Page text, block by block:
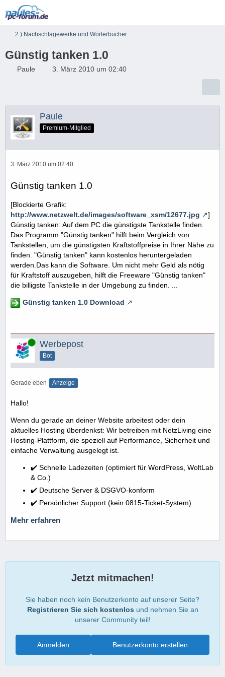
2.) Nachschlagewerke und Wörterbücher
Günstig tanken 1.0
Paule 3. März 2010 um 02:40
Paule
Premium-Mitglied
3. März 2010 um 02:40
Günstig tanken 1.0
[Blockierte Grafik:
http://www.netzwelt.de/images/software_xsm/12677.jpg
]
Günstig tanken: Auf dem PC die günstigste Tankstelle finden.
Das Programm "Günstig tanken" hilft beim Vergleich von
Tankstellen, um die günstigsten Kraftstoffpreise in Ihrer Nähe zu
finden. "Günstig tanken" kann kostenlos heruntergeladen
werden.Das kann die Software. Um nicht mehr Geld als nötig
für Kraftstoff auszugeben, hilft die Freeware "Günstig tanken"
die billigste Tankstelle in der Umgebung zu finden. ...
Günstig tanken 1.0 Download
Online Werbepost
Bot
Gerade eben Anzeige
Hallo!
Wenn du gerade an deiner Website arbeitest oder dein
aktuelles Hosting überdenkst: Wir betreiben mit NetzLiving eine
Hosting-Plattform, die speziell auf Performance, Sicherheit und
einfache Verwaltung ausgelegt ist.
✔️ Schnelle Ladezeiten (optimiert für WordPress, WoltLab
& Co.)
✔️ Deutsche Server & DSGVO-konform
✔️ Persönlicher Support (kein 0815-Ticket-System)
Mehr erfahren
Jetzt mitmachen!
Sie haben noch kein Benutzerkonto auf unserer Seite?
Registrieren Sie sich kostenlos und nehmen Sie an
unserer Community teil!
Benutzerkonto erstellen
Anmelden